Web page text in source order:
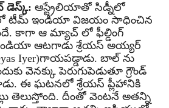
డెస్క్: ఆస్ట్రేలియాతో సిడ్నీలో
టీమ్ ఇండియా విజ‌యం సాధించిన
కాగా ఆ మ్యాచ్ లో ఫీల్డింగ్
ఆట‌గాడు శ్రేయ‌స్ అయ్య‌ర్
Iyer)గాయ‌ప‌డ్డాడు. బాల్ ను
వెన‌క్కు పెరుగుపెడుతూ గ్రౌండ్
ఈ ఘ‌ట‌న‌లో శ్రేయ‌స్ ప్లీహానికి
తెలుస్తోంది. దీంతో వెంట‌నే అత‌న్ని